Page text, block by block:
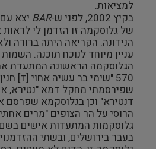
למציאות.
בקיץ 2002, לפני ש-
BAR יצא
של גלוסקמה זו הזדמן לי
הנידונה. הקריאה היתה ברורה
עניין מיוחד לנוכח תוכנה. השמות
הגלוסקמה הראשונה המתעדת
570 "שימי בר עשיה אחוי [ד]
שפירסמתי מחקל דמא "נטירא,
דנטירא" וכן בגלוסקמא שפרסם
הרוסי על הר הצופים "מרים
גלוסקמות המתעדות אישים בשם
בעבר בירושלים, ובשתי